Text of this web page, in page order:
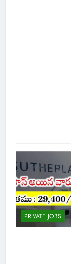
PRIVATE JOBS